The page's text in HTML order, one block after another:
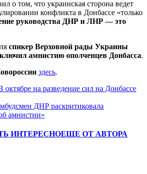
о том, что украинская сторона ведет
конфликта в Донбассе «только
руководства ДНР и ЛНР — это
спикер Верховной рады Украины
амнистию ополченцев Донбасса.
здесь.
октябре на разведение сил на Донбассе
ДНР раскритиковала
амнистии»
ИНТЕРЕСНОЕЩЕ ОТ АВТОРА